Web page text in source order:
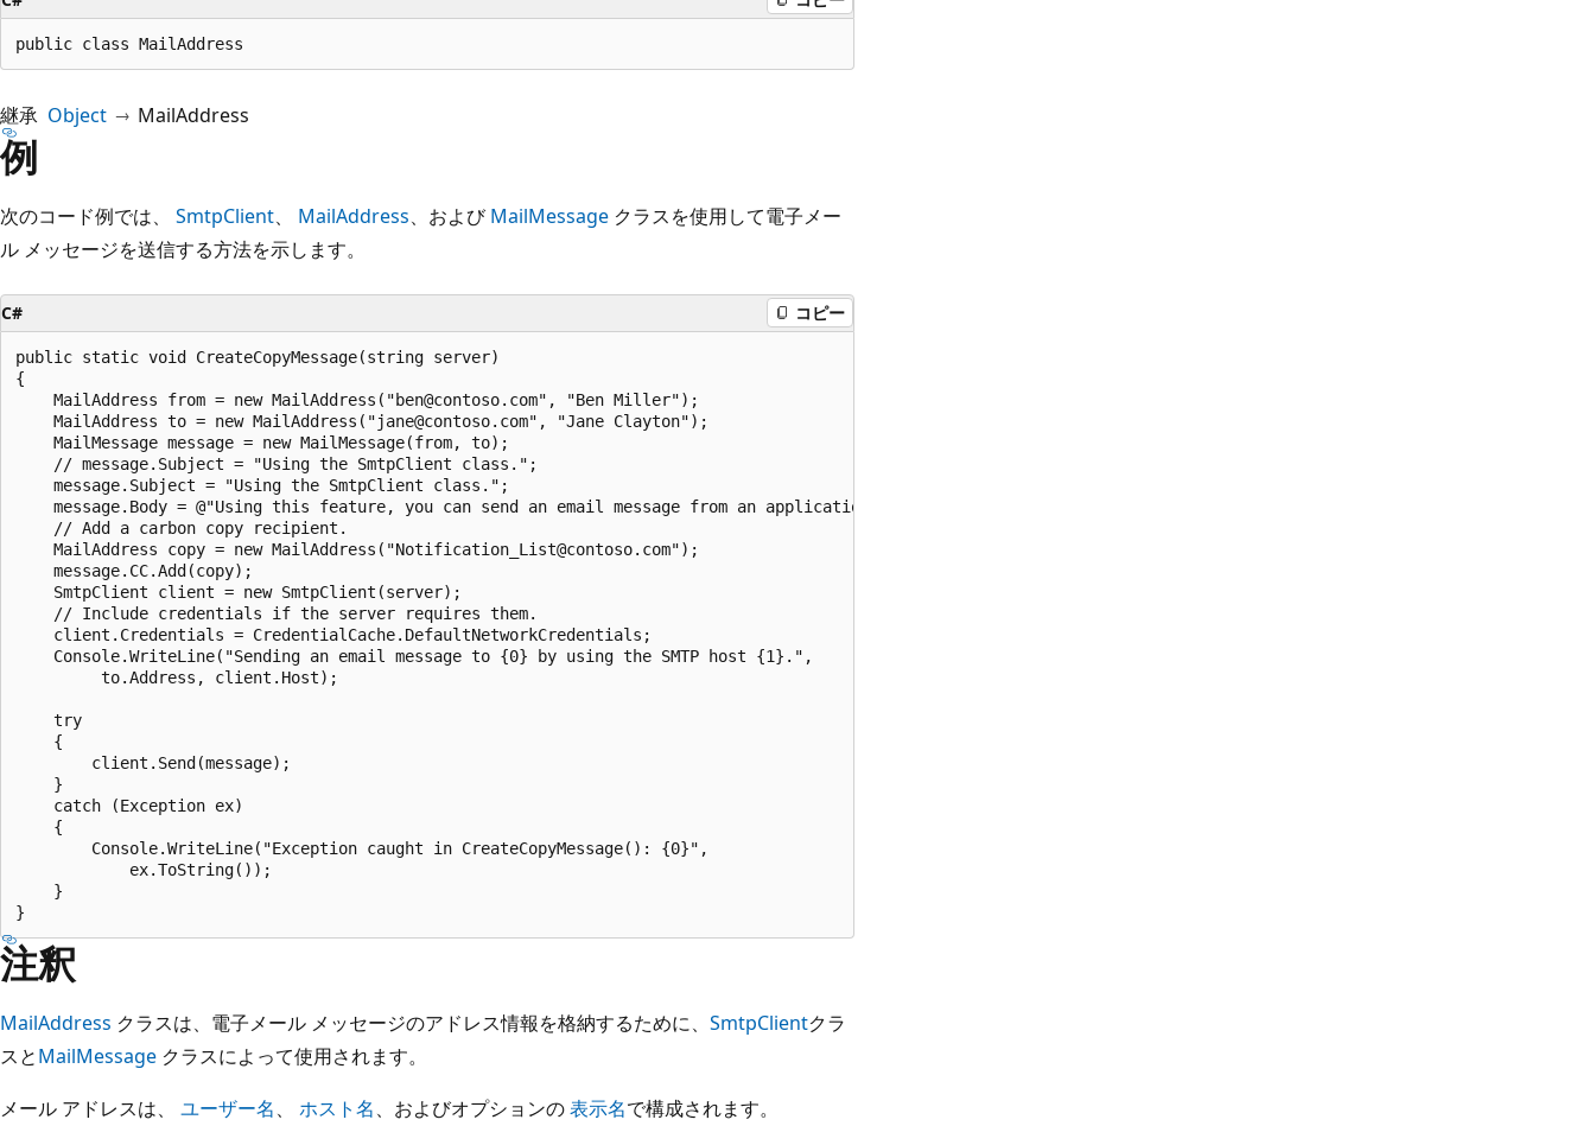
public class MailAddress
継承 Object MailAddress
例
次のコード例では、 SmtpClient、 MailAddress、およびMailMessage クラスを使用して電子メー
ル メッセージを送信する方法を示します。
C# コピー
public static void CreateCopyMessage(string server)
{
    MailAddress from = new MailAddress("ben@contoso.com", "Ben Miller");
    MailAddress to = new MailAddress("jane@contoso.com", "Jane Clayton");
    MailMessage message = new MailMessage(from, to);
    // message.Subject = "Using the SmtpClient class.";
    message.Subject = "Using the SmtpClient class.";
    message.Body = @"Using this feature, you can send an email message from an application very easily.";
    // Add a carbon copy recipient.
    MailAddress copy = new MailAddress("Notification_List@contoso.com");
    message.CC.Add(copy);
    SmtpClient client = new SmtpClient(server);
    // Include credentials if the server requires them.
    client.Credentials = CredentialCache.DefaultNetworkCredentials;
    Console.WriteLine("Sending an email message to {0} by using the SMTP host {1}.",
         to.Address, client.Host);
    try
    {
        client.Send(message);
    }
    catch (Exception ex)
    {
        Console.WriteLine("Exception caught in CreateCopyMessage(): {0}",
            ex.ToString());
    }
注釈
MailAddress クラスは、電子メール メッセージのアドレス情報を格納するために、 SmtpClientクラ
スとMailMessage クラスによって使用されます。
メール アドレスは、 ユーザー名、 ホスト名、およびオプションの表示名で構成されます。